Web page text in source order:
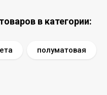
в категории:
полуматовая